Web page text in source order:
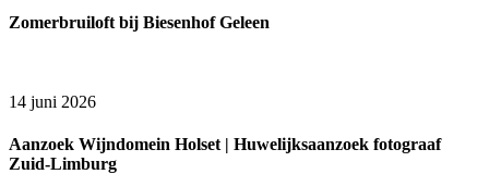
Zomerbruiloft bij Biesenhof Geleen
14 juni 2026
Aanzoek Wijndomein Holset | Huwelijksaanzoek fotograaf
Zuid-Limburg